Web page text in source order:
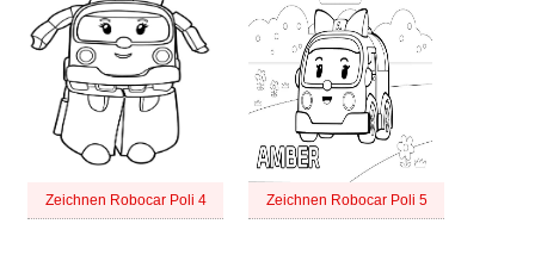
Zeichnen Robocar Poli 4 Zeichnen Robocar Poli 5